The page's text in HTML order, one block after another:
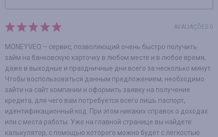
AVALIAÇÕES 0
MONEYVEO – сервис, позволяющий очень быстро получить
займ на банковскую карточку в любом месте и в любое время,
даже в выходные и праздничные дни всего за несколько минут.
Чтобы воспользоваться данным предложением, необходимо
зайти на сайт компании и оформить заявку на получение
кредита, для чего вам потребуется всего лишь паспорт,
идентификационный код. При этом никаких справок о доходах
или с места работы. Уже на главной странице вы найдете
калькулятор, с помощью которого можно будет с легкостью